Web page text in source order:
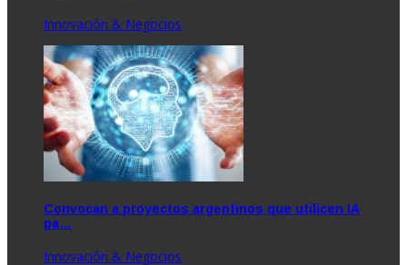
Innovación & Negocios
Convocan a proyectos argentinos que utilicen IA
pa…
Innovación & Negocios